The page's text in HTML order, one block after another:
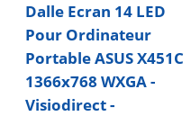
Dalle Ecran 14 LED
Pour Ordinateur
Portable ASUS X451C
1366x768 WXGA -
Visiodirect -